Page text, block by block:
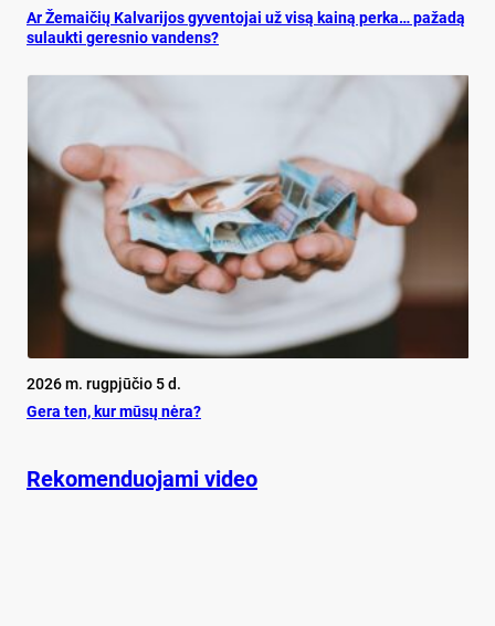
Ar Že­mai­čių Kal­va­ri­jos gy­ven­to­jai už vi­są kai­ną per­ka… pa­ža­dą
su­lauk­ti ge­res­nio van­dens?
2026 m. rugpjūčio 5 d.
Ge­ra ten, kur mū­sų nė­ra?
Rekomenduojami video